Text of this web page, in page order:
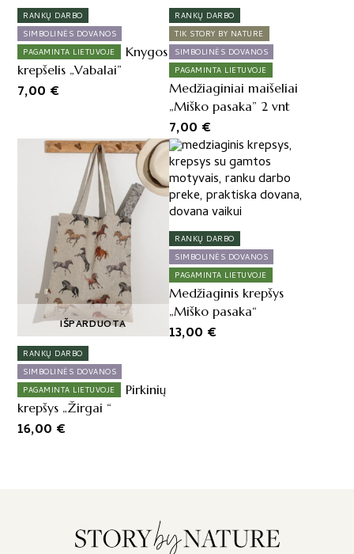
RANKŲ DARBO
SIMBOLINĖS DOVANOS
PAGAMINTA LIETUVOJE
Knygos
krepšelis „Vabalai”
7,00 €
RANKŲ DARBO
TIK STORY BY NATURE
SIMBOLINĖS DOVANOS
PAGAMINTA LIETUVOJE
Medžiaginiai maišeliai
„Miško pasaka” 2 vnt
7,00 €
RANKŲ DARBO
SIMBOLINĖS DOVANOS
PAGAMINTA LIETUVOJE
Pirkinių
krepšys „Žirgai “
16,00 €
IŠPARDUOTA
RANKŲ DARBO
SIMBOLINĖS DOVANOS
PAGAMINTA LIETUVOJE
Medžiaginis krepšys
„Miško pasaka“
13,00 €